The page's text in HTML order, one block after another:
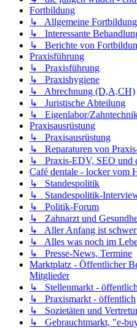
Fortbildung
↳ Allgemeine
↳ Interessante
↳ Berichte von
Praxisführung
↳ Praxisführung
↳ Praxishygiene
↳ Abrechnung (D,A,CH)
↳ Juristische Abteilung
↳ Eigenlabor/
Praxisausrüstung
↳ Praxisausrüstung
↳ Reparaturen von
↳ Praxis-EDV, SEO und
Café dentale - locker vom
↳ Standespolitik
↳ Standespolitik-
↳ Politik-Forum
↳ Zahnarzt und
↳ Aller Anfang ist schwer
↳ Alles was noch im
↳ Presse-News, Termine
Marktplatz - Öffentlicher
Mitglieder
↳ Stellenmarkt - öffentlich
↳ Praxismarkt - öffentlich
↳ Sozietäten und
↳ Gebrauchtmarkt, "e-